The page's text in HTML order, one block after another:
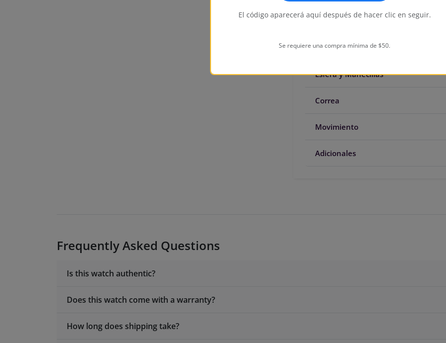
Caseback
Crown Type
Esfera y Manecillas
Correa
Movimiento
Adicionales
Frequently Asked Questions
Is this watch authentic?
Does this watch come with a warranty?
How long does shipping take?
El código aparecerá aquí después de hacer clic en seguir.
Se requiere una compra mínima de $50.